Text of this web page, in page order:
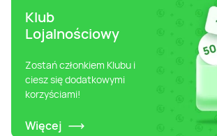
Klub
Lojalnościowy
Zostań członkiem Klubu i
ciesz się dodatkowymi
korzyściami!
Więcej